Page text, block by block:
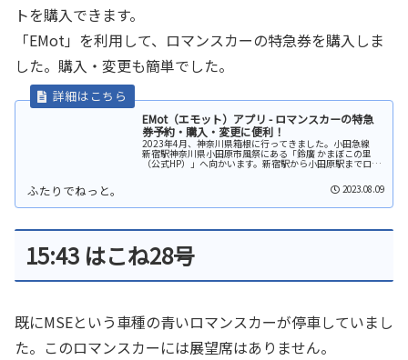
トを購入できます。
「EMot」を利用して、ロマンスカーの特急券を購入しま
した。購入・変更も簡単でした。
EMot（エモット）アプリ - ロマンスカーの特急
券予約・購入・変更に便利！
2023年4月、神奈川県箱根に行ってきました。小田急線
新宿駅神奈川県小田原市風祭にある「鈴廣 かまぼこの里
（公式HP）」へ向かいます。新宿駅から小田原駅までロマ
ンスカーで行くことにしました。特急券はホームの販売機
2023.08.09
15:43 はこね28号
既にMSEという車種の青いロマンスカーが停車していまし
た。このロマンスカーには展望席はありません。